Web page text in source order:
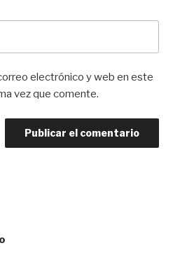
electrónico y web en este
vez que comente.